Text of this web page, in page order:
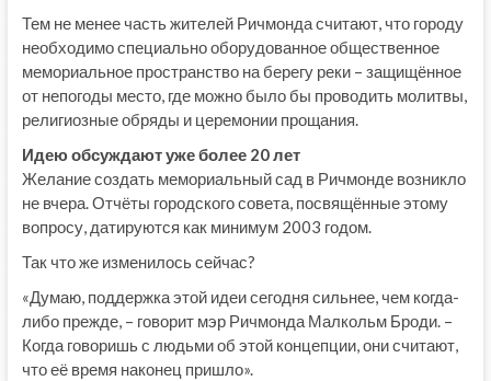
Тем не менее часть жителей Ричмонда считают, что городу
необходимо специально оборудованное общественное
мемориальное пространство на берегу реки – защищённое
от непогоды место, где можно было бы проводить молитвы,
религиозные обряды и церемонии прощания.
Идею обсуждают уже более 20 лет
Желание создать мемориальный сад в Ричмонде возникло
не вчера. Отчёты городского совета, посвящённые этому
вопросу, датируются как минимум 2003 годом.
Так что же изменилось сейчас?
«Думаю, поддержка этой идеи сегодня сильнее, чем когда-
либо прежде, – говорит мэр Ричмонда Малкольм Броди. –
Когда говоришь с людьми об этой концепции, они считают,
что её время наконец пришло».